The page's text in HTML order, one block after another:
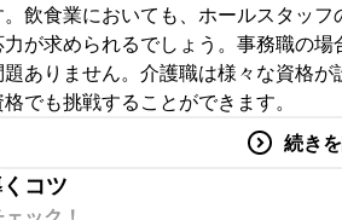
飲食業においても、ホールスタッ
が求められるでしょう。事務職の
ありません。介護職は様々な資格が
でも挑戦することができます。
続き
コツ